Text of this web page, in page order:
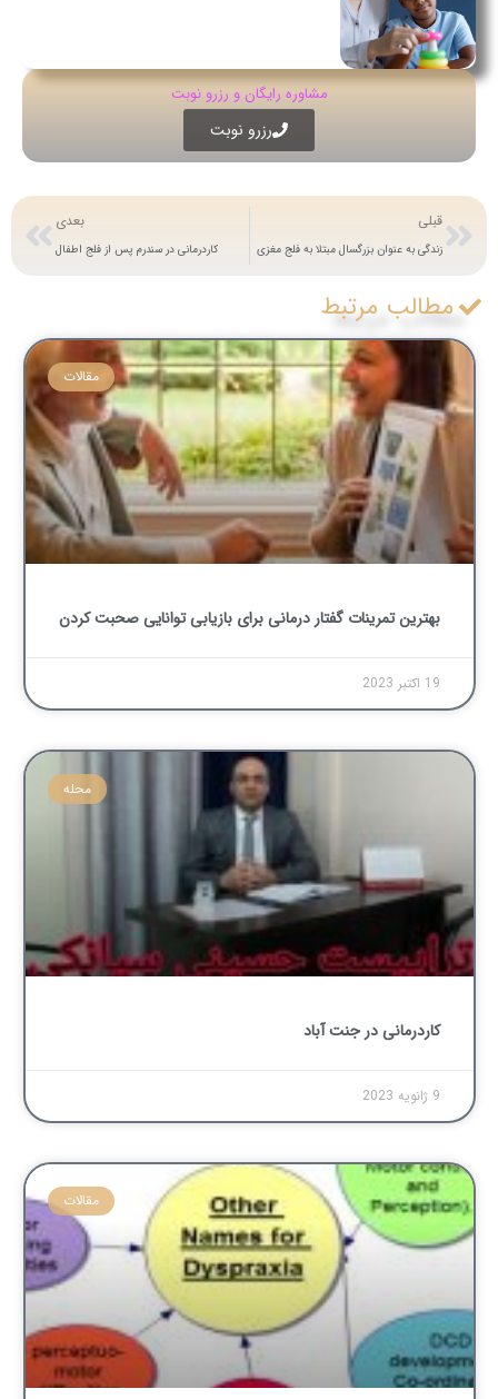
مشاوره رایگان و رزرو نوبت
رزرو نوبت
قبلی
زندگی به عنوان بزرگسال مبتلا به فلج مغزی
بعدی
کاردرمانی در سندرم پس از فلج اطفال
مطالب مرتبط
مقالات
بهترین تمرینات گفتار درمانی برای بازیابی توانایی صحبت کردن
19 اکتبر 2023
محله
کاردرمانی در جنت آباد
9 ژانویه 2023
مقالات